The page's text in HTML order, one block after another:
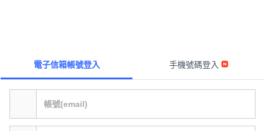
電子信箱帳號登入 手機號碼登入